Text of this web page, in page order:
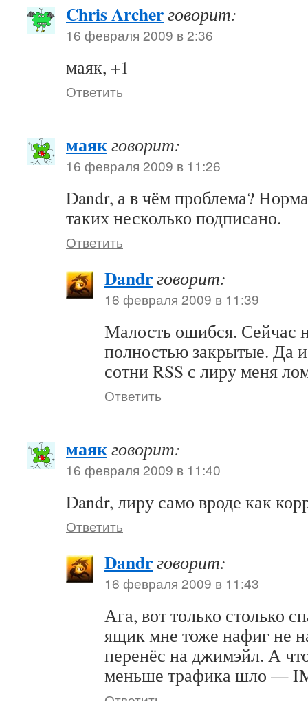
Chris Archerговорит:
16 февраля 2009 в 2:36
маяк, +1
Ответить
маякговорит:
16 февраля 2009 в 11:26
Dandr, а в чём проблема?
таких несколько подписано.
Ответить
Dandrговорит:
16 февраля 2009 в 11:39
Малость ошибся. Сейчас
полностью закрытые. Да
сотни RSS с лиру меня
Ответить
маякговорит:
16 февраля 2009 в 11:40
Dandr, лиру само вроде как
Ответить
Dandrговорит:
16 февраля 2009 в 11:43
Ага, вот только столько
ящик мне тоже нафиг не
перенёс на джимэйл. А
меньше трафика шло —